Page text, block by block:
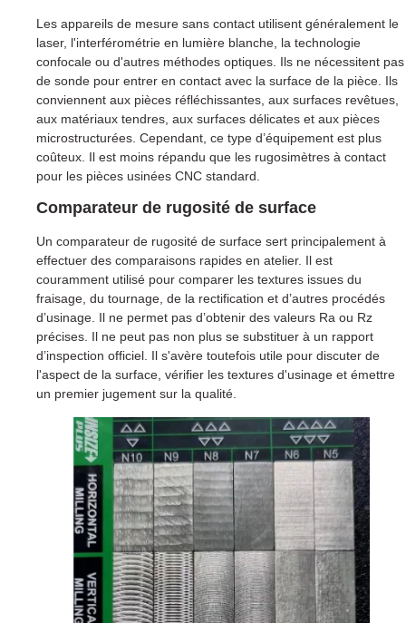
Les appareils de mesure sans contact utilisent généralement le
laser, l'interférométrie en lumière blanche, la technologie
confocale ou d'autres méthodes optiques. Ils ne nécessitent pas
de sonde pour entrer en contact avec la surface de la pièce. Ils
conviennent aux pièces réfléchissantes, aux surfaces revêtues,
aux matériaux tendres, aux surfaces délicates et aux pièces
microstructurées. Cependant, ce type d’équipement est plus
coûteux. Il est moins répandu que les rugosimètres à contact
pour les pièces usinées CNC standard.
Comparateur de rugosité de surface
Un comparateur de rugosité de surface sert principalement à
effectuer des comparaisons rapides en atelier. Il est
couramment utilisé pour comparer les textures issues du
fraisage, du tournage, de la rectification et d’autres procédés
d’usinage. Il ne permet pas d’obtenir des valeurs Ra ou Rz
précises. Il ne peut pas non plus se substituer à un rapport
d’inspection officiel. Il s'avère toutefois utile pour discuter de
l'aspect de la surface, vérifier les textures d'usinage et émettre
un premier jugement sur la qualité.